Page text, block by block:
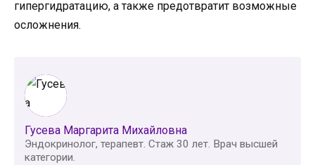
гипергидратацию, а также предотвратит возможные
осложнения.
Гусева Маргарита Михайловна
Эндокринолог, терапевт. Стаж 30 лет. Врач высшей
категории.